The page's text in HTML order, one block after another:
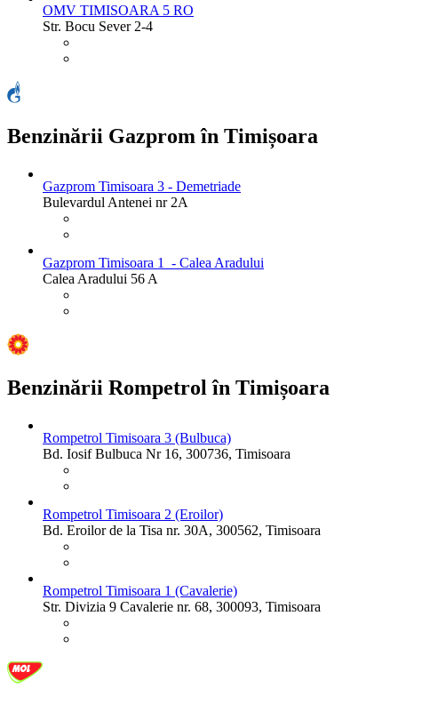
OMV TIMISOARA 5 RO
Str. Bocu Sever 2-4
Benzinării Gazprom în Timișoara
Gazprom Timisoara 3 - Demetriade
Bulevardul Antenei nr 2A
Gazprom Timisoara 1 - Calea Aradului
Calea Aradului 56 A
Benzinării Rompetrol în Timișoara
Rompetrol Timisoara 3 (Bulbuca)
Bd. Iosif Bulbuca Nr 16, 300736, Timisoara
Rompetrol Timisoara 2 (Eroilor)
Bd. Eroilor de la Tisa nr. 30A, 300562, Timisoara
Rompetrol Timisoara 1 (Cavalerie)
Str. Divizia 9 Cavalerie nr. 68, 300093, Timisoara